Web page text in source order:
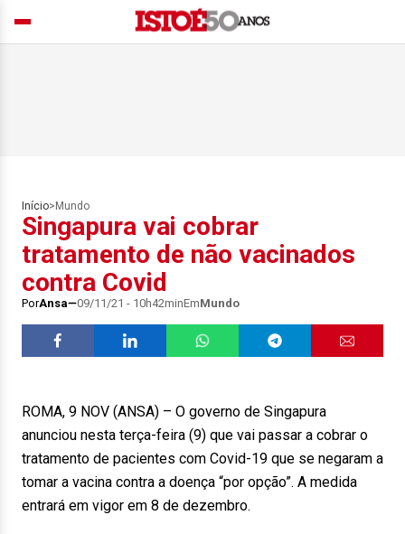
Início> Mundo
Singapura vai cobrar
tratamento de não vacinados
contra Covid
PorAnsa 09/11/21 - 10h42minEmMundo
ROMA, 9 NOV (ANSA) – O governo de Singapura
anunciou nesta terça-feira (9) que vai passar a cobrar o
tratamento de pacientes com Covid-19 que se negaram a
tomar a vacina contra a doença “por opção”. A medida
entrará em vigor em 8 de dezembro.